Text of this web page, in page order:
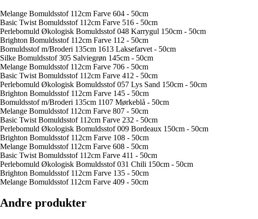
Melange Bomuldsstof 112cm Farve 604 - 50cm
Basic Twist Bomuldsstof 112cm Farve 516 - 50cm
Perlebomuld Økologisk Bomuldsstof 048 Karrygul 150cm - 50cm
Brighton Bomuldsstof 112cm Farve 112 - 50cm
Bomuldsstof m/Broderi 135cm 1613 Laksefarvet - 50cm
Silke Bomuldsstof 305 Salviegrøn 145cm - 50cm
Melange Bomuldsstof 112cm Farve 706 - 50cm
Basic Twist Bomuldsstof 112cm Farve 412 - 50cm
Perlebomuld Økologisk Bomuldsstof 057 Lys Sand 150cm - 50cm
Brighton Bomuldsstof 112cm Farve 145 - 50cm
Bomuldsstof m/Broderi 135cm 1107 Mørkeblå - 50cm
Melange Bomuldsstof 112cm Farve 807 - 50cm
Basic Twist Bomuldsstof 112cm Farve 232 - 50cm
Perlebomuld Økologisk Bomuldsstof 009 Bordeaux 150cm - 50cm
Brighton Bomuldsstof 112cm Farve 108 - 50cm
Melange Bomuldsstof 112cm Farve 608 - 50cm
Basic Twist Bomuldsstof 112cm Farve 411 - 50cm
Perlebomuld Økologisk Bomuldsstof 031 Chili 150cm - 50cm
Brighton Bomuldsstof 112cm Farve 135 - 50cm
Melange Bomuldsstof 112cm Farve 409 - 50cm
Andre produkter